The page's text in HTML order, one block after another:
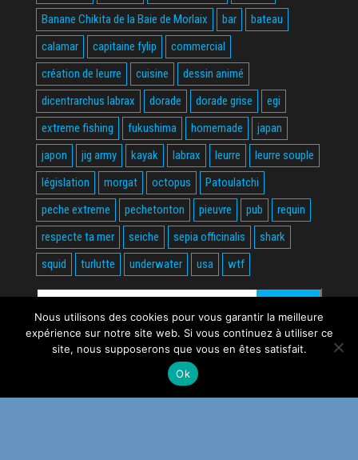
Banane Chikita de la Baie de Morlaix
bar
bateau
calamar
capitaine fylip
commercial
création de leurre
cuisine
dessin animé
dicentrarchus labrax
dorade dorade grise
egi
extreme fishing
fukushima homemade
japan
japon
jig army kayak labrax leurre
leurre souple
législation
morgat octopus
Patoulatchi
peche extreme
pechetonton pieuvre pub
requin
respecte ta mer
seiche sepia officinalis
shark
squid
turlutte underwater usa wtf
Rechercher :
WordPress
Nous utilisons des cookies pour vous garantir la meilleure
expérience sur notre site web. Si vous continuez à utiliser ce
site, nous supposerons que vous en êtes satisfait.
Ok